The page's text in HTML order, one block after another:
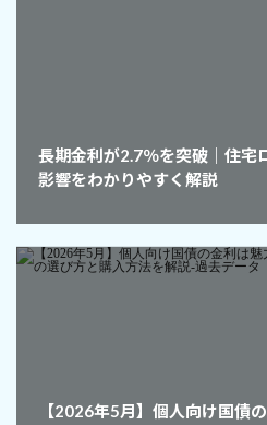
長期金利が2.7％を突破｜住宅
影響をわかりやすく解説
【2026年5月】個人向け国債